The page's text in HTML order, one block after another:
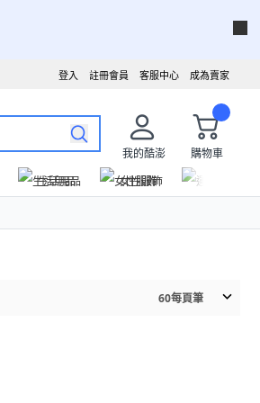
成為賣家
客服中心
註冊會員
登入
我的酷澎
購物車
生活用品 女性服飾
60每頁筆